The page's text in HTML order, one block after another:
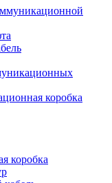
коробка
коробка